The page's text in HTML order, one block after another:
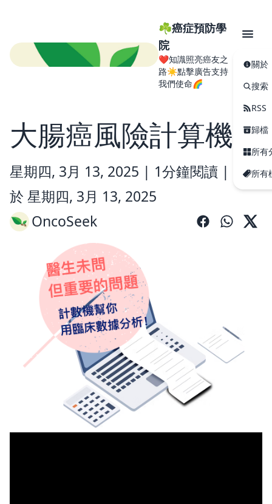
☘️癌症預防學
院
❤️知識照亮癌友之
路☀️點擊廣告支持
我們使命🌈
關於
搜索
RSS
歸檔
所有
所有
大腸癌風險計算機
星期四, 3月 13, 2025 | 1分鐘閱讀 |
更新
於 星期四, 3月 13, 2025
OncoSeek